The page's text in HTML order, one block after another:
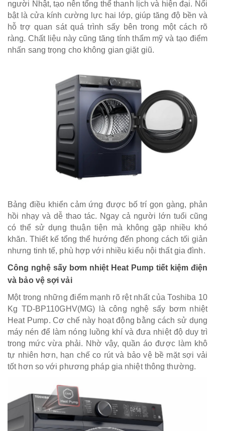
người Nhật, tạo nên tổng thể thanh lịch và hiện đại. Nổi
bật là cửa kính cường lực hai lớp, giúp tăng độ bền và
hỗ trợ quan sát quá trình sấy bên trong một cách rõ
ràng. Chất liệu này cũng tăng tính thẩm mỹ và tạo điểm
nhấn sang trọng cho không gian giặt giũ.
Bảng điều khiển cảm ứng được bố trí gọn gàng, phản
hồi nhạy và dễ thao tác. Ngay cả người lớn tuổi cũng
có thể sử dụng thuận tiện mà không gặp nhiều khó
khăn. Thiết kế tổng thể hướng đến phong cách tối giản
nhưng tinh tế, phù hợp với nhiều kiểu nội thất gia đình.
Công nghệ sấy bơm nhiệt Heat Pump tiết kiệm điện
và bảo vệ sợi vải
Một trong những điểm mạnh rõ rệt nhất của Toshiba 10
Kg TD-BP110GHV(MG) là công nghệ sấy bơm nhiệt
Heat Pump. Cơ chế này hoạt động bằng cách sử dụng
máy nén để làm nóng luồng khí và đưa nhiệt độ duy trì
trong mức vừa phải. Nhờ vậy, quần áo được làm khô
tự nhiên hơn, hạn chế co rút và bảo vệ bề mặt sợi vải
tốt hơn so với phương pháp gia nhiệt thông thường.